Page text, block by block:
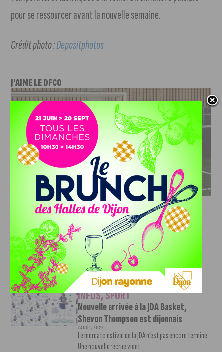
pour se ressourcer avant la nouvelle semaine.
Crédit photo :Depositphotos
J'AIME LE DFCO
DFCO : RENCONTRE AVEC PIERRE-HENRI DEBALLON,
L’ARTISAN DE LA MONTÉE EN LIGUE 2
INFOS,SPORT
DFCO : Rencontre avec Pierre-Henri
Deballon, l’artisan de la montée en
Ligue 2
7 AOÛT, 2026
Le DFCO est de retour en Ligue 2 après trois ans
d’absence. La saison...
INFOS,SPORT
Nouvelle arrivée à la JDA Basket,
Shevon Thompson est dijonnais
7 AOÛT, 2026
Le mercato estival de la JDA n’est pas encore terminé.
Une nouvelle recrue vient...